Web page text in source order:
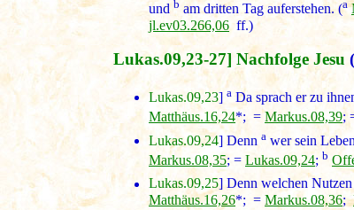
und b am dritten Tag auferstehen. (a
jl.ev03.266,06ff.)
Lukas.09,23-27] Nachfolge Jesu (
Lukas.09,23] a Da sprach er zu
Matthäus.16,24*; =Markus.08,39;
Lukas.09,24] Denn a wer sein
Markus.08,35; = Lukas.09,24; b
Lukas.09,25] Denn welchen
Matthäus.16,26*; = Markus.08,36;